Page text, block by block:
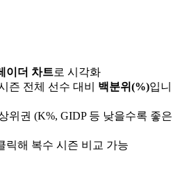
이더 차트로 시각화
즌 전체 선수 대비 백분위(%)입니
위권 (K%, GIDP 등 낮을수록 좋은
릭해 복수 시즌 비교 가능